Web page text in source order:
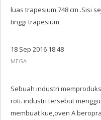
luas trapesium 748 cm .Sisi
tinggi trapesium
18 Sep 2016 18:48
MEGA
Sebuah industri
roti. industri tersebut
membuat kue,oven A